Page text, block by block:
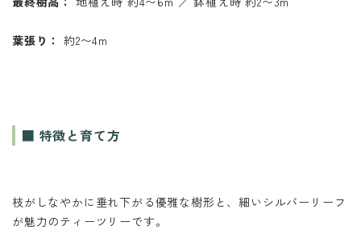
葉張り： 約2〜4m
■ 特徴と育て方
枝がしなやかに垂れ下がる優雅な樹形と、細いシルバーリーフ
が魅力のティーツリーです。